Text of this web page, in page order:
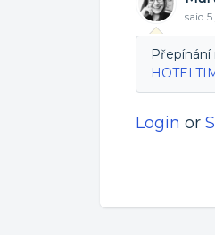
said 5
Login or